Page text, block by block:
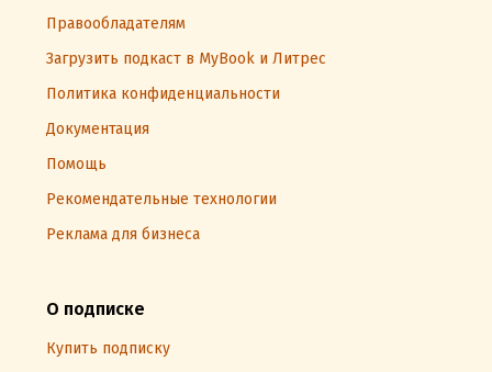
Правообладателям
Загрузить подкаст в MyBook и Литрес
Политика конфиденциальности
Документация
Помощь
Рекомендательные технологии
Реклама для бизнеса
О подписке
Купить подписку